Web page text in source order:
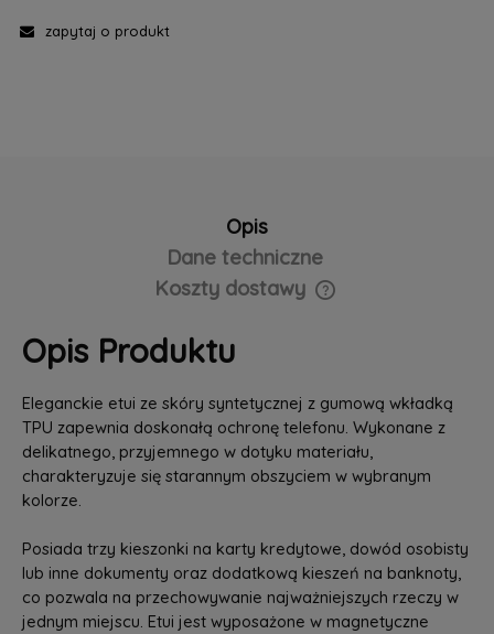
zapytaj o produkt
Opis
Dane techniczne
Koszty dostawy
Cena nie zawiera ewentualnych kosztów płatności
Opis Produktu
Eleganckie etui ze skóry syntetycznej z gumową wkładką
TPU zapewnia doskonałą ochronę telefonu. Wykonane z
delikatnego, przyjemnego w dotyku materiału,
charakteryzuje się starannym obszyciem w wybranym
kolorze.
Posiada trzy kieszonki na karty kredytowe, dowód osobisty
lub inne dokumenty oraz dodatkową kieszeń na banknoty,
co pozwala na przechowywanie najważniejszych rzeczy w
jednym miejscu. Etui jest wyposażone w magnetyczne